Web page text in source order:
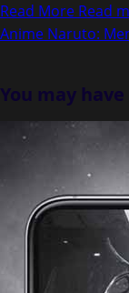
Read More Read
Anime Naruto:
You may